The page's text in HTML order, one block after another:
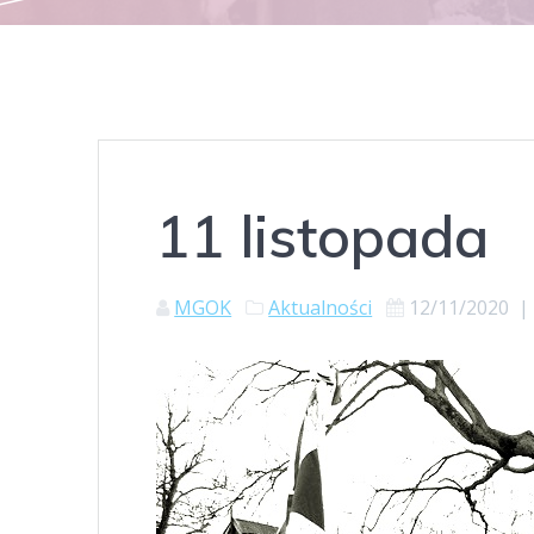
11 listopada
MGOK Aktualności 12/11/2020 |